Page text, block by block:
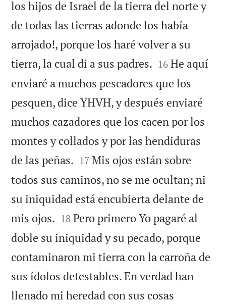
los hijos de Israel de la tierra del norte y
de todas las tierras adonde los había
arrojado!, porque los haré volver a su
tierra, la cual di a sus padres. 

16 He aquí
enviaré a muchos pescadores que los
pesquen, dice YHVH, y después enviaré
muchos cazadores que los cacen por los
montes y collados y por las hendiduras
de las peñas. 

17 Mis ojos están sobre
todos sus caminos, no se me ocultan; ni
su iniquidad está encubierta delante de
mis ojos. 

18 Pero primero Yo pagaré al
doble su iniquidad y su pecado, porque
contaminaron mi tierra con la carroña de
sus ídolos detestables. En verdad han
llenado mi heredad con sus cosas